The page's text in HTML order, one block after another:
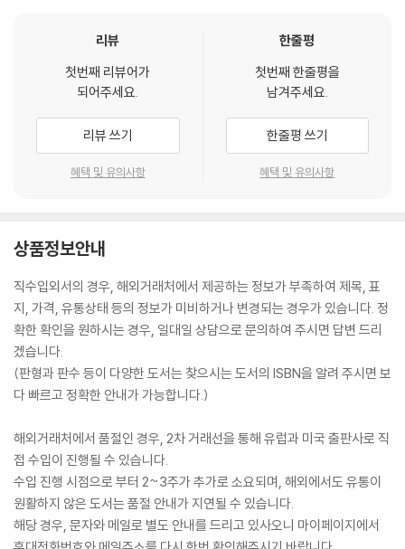
리뷰
첫번째 리뷰어가
되어주세요.
리뷰 쓰기
혜택 및 유의사항
한줄평
첫번째 한줄평을
남겨주세요.
한줄평 쓰기
혜택 및 유의사항
상품정보안내
직수입외서의 경우, 해외거래처에서 제공하는 정보가 부족하여 제목, 표
지, 가격, 유통상태 등의 정보가 미비하거나 변경되는 경우가 있습니다. 정
확한 확인을 원하시는 경우, 일대일 상담으로 문의하여 주시면 답변 드리
겠습니다.
(판형과 판수 등이 다양한 도서는 찾으시는 도서의 ISBN을 알려 주시면 보
다 빠르고 정확한 안내가 가능합니다.)
해외거래처에서 품절인 경우, 2차 거래선을 통해 유럽과 미국 출판사로 직
접 수입이 진행될 수 있습니다.
수입 진행 시점으로 부터 2~3주가 추가로 소요되며, 해외에서도 유통이
원활하지 않은 도서는 품절 안내가 지연될 수 있습니다.
해당 경우, 문자와 메일로 별도 안내를 드리고 있사오니 마이페이지에서